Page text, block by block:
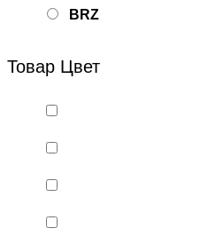
BRZ
BSQ
Товар Цвет